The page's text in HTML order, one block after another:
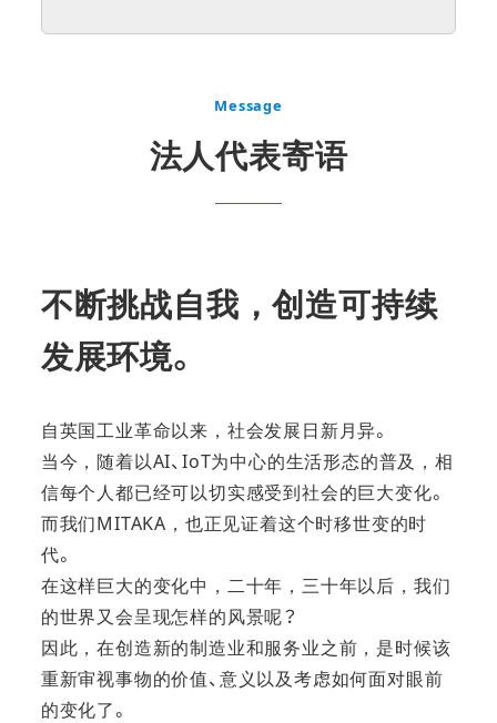
Message
法人代表寄语
不断挑战自我，创造可持续
发展环境。
自英国工业革命以来，社会发展日新月异。
当今，随着以AI、IoT为中心的生活形态的普及，相
信每个人都已经可以切实感受到社会的巨大变化。
而我们MITAKA，也正见证着这个时移世变的时
代。
在这样巨大的变化中，二十年，三十年以后，我们
的世界又会呈现怎样的风景呢？
因此，在创造新的制造业和服务业之前，是时候该
重新审视事物的价值、意义以及考虑如何面对眼前
的变化了。